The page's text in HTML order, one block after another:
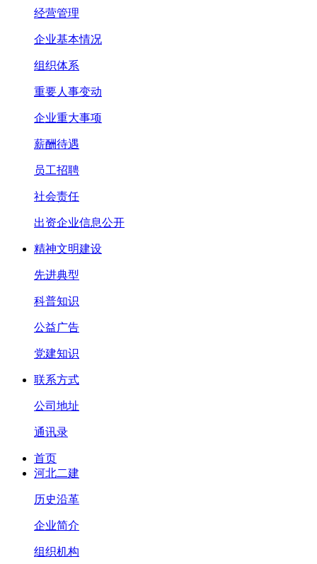
经营管理
企业基本情况
组织体系
重要人事变动
企业重大事项
薪酬待遇
员工招聘
社会责任
出资企业信息公开
精神文明建设
先进典型
科普知识
公益广告
党建知识
联系方式
公司地址
通讯录
首页
河北二建
历史沿革
企业简介
组织机构